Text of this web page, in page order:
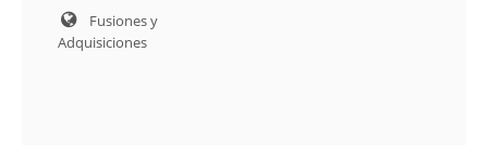
Fusiones y
Adquisiciones